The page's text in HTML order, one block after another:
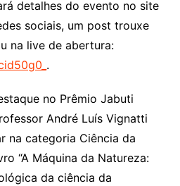
detalhes do evento no site
sociais, um post trouxe
na live de abertura:
.
no Prêmio Jabuti
André Luís Vignatti
na categoria Ciência da
“A Máquina da Natureza:
da ciência da